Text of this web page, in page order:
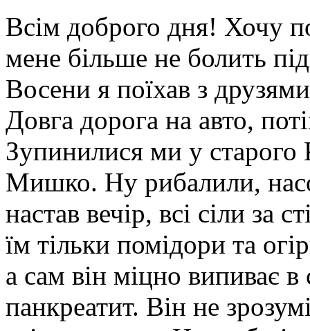
Всім доброго дня! Хочу
мене більше не болить
Восени я поїхав з
Довга дорога на авто,
Зупинилися ми у старого
Мишко. Ну рибалили,
настав вечір, всі сіли за
їм тільки помідори та
а сам він міцно випиває
панкреатит. Він не